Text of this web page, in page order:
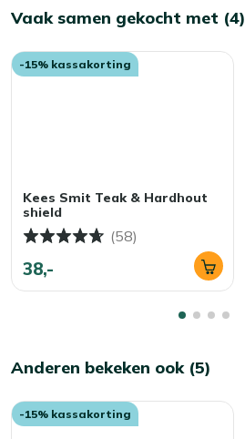
Vaak samen gekocht met (4)
-15% kassakorting
Kees Smit Teak & Hardhout
shield
(58)
38,-
Anderen bekeken ook (5)
-15% kassakorting